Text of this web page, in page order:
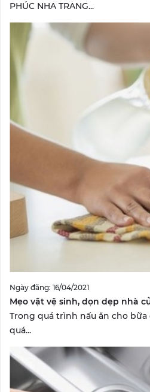
PHÚC NHA TRANG...
Ngày đăng: 16/04/2021
Mẹo vặt vệ sinh, dọn dẹp nhà
Trong quá trình nấu ăn cho
quá...